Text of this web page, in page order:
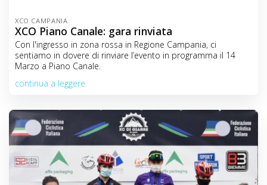
XCO CAMPANIA
XCO Piano Canale: gara rinviata
Con l'ingresso in zona rossa in Regione Campania, ci
sentiamo in dovere di rinviare l’evento in programma il 14
Marzo a Piano Canale.
continua a leggere